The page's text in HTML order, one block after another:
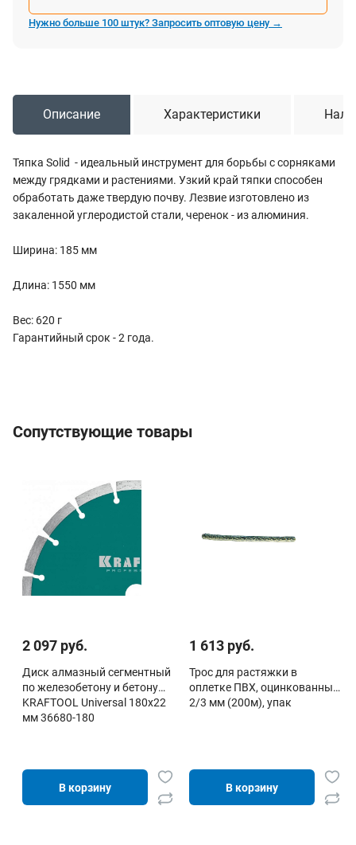
Нужно больше 100 штук? Запросить оптовую цену →
Описание Характеристики
Тяпка Solid - идеальный инструмент для борьбы с сорняками
между грядками и растениями. Узкий край тяпки способен
обработать даже твердую почву. Лезвие изготовлено из
закаленной углеродистой стали, черенок - из алюминия.
Ширина: 185 мм
Длина: 1550 мм
Вес: 620 г
Гарантийный срок - 2 года.
Сопутствующие товары
2 097 руб.
Диск алмазный сегментный
по железобетону и бетону
KRAFTOOL Universal 180х22
мм 36680-180
В корзину
1 613 руб.
Трос для растяжки в
оплетке ПВХ, оцинкованный
2/3 мм (200м), упак
В корзину